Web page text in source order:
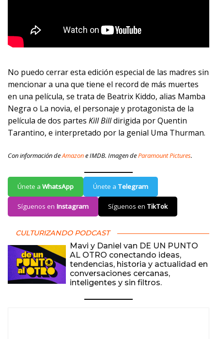
No puedo cerrar esta edición especial de las madres sin
mencionar a una que tiene el record de más muertes
en una película, se trata de Beatrix Kiddo, alias Mamba
Negra o La novia, el personaje y protagonista de la
película de dos partes Kill Billdirigida por Quentin
Tarantino, e interpretado por la genial Uma Thurman.
Con información deAmazone IMDB. Imagen deParamount Pictures.
Únete a WhatsApp Únete a Telegram
Síguenos en Instagram Síguenos en TikTok
CULTURIZANDO PODCAST
Mavi y Daniel van DE UN PUNTO
AL OTRO conectando ideas,
tendencias, historia y actualidad en
conversaciones cercanas,
inteligentes y sin filtros.